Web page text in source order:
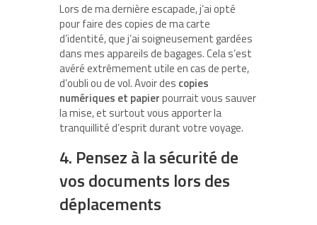
Lors de ma dernière escapade, j’ai opté
pour faire des copies de ma carte
d’identité, que j’ai soigneusement gardées
dans mes appareils de bagages. Cela s’est
avéré extrêmement utile en cas de perte,
d’oubli ou de vol. Avoir des copies
numériques et papierpourrait vous sauver
la mise, et surtout vous apporter la
tranquillité d’esprit durant votre voyage.
4. Pensez à la sécurité de
vos documents lors des
déplacements